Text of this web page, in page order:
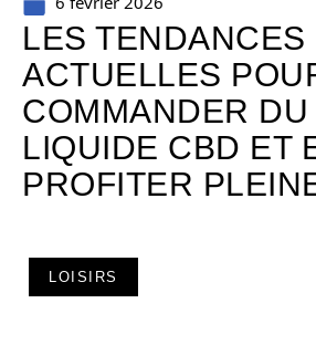
LES TENDANCES
ACTUELLES
COMMANDER DU
LIQUIDE CBD ET
PROFITER
LOISIRS